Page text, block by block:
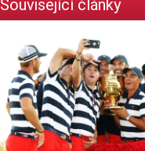
Související články